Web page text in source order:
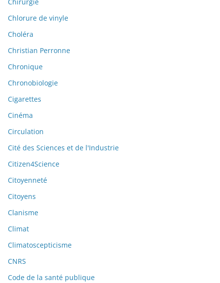
Chlorure de vinyle
Choléra
Christian Perronne
Chronique
Chronobiologie
Cigarettes
Cinéma
Circulation
Cité des Sciences et de l'Industrie
Citizen4Science
Citoyenneté
Citoyens
Clanisme
Climat
Climatoscepticisme
CNRS
Code de la santé publique